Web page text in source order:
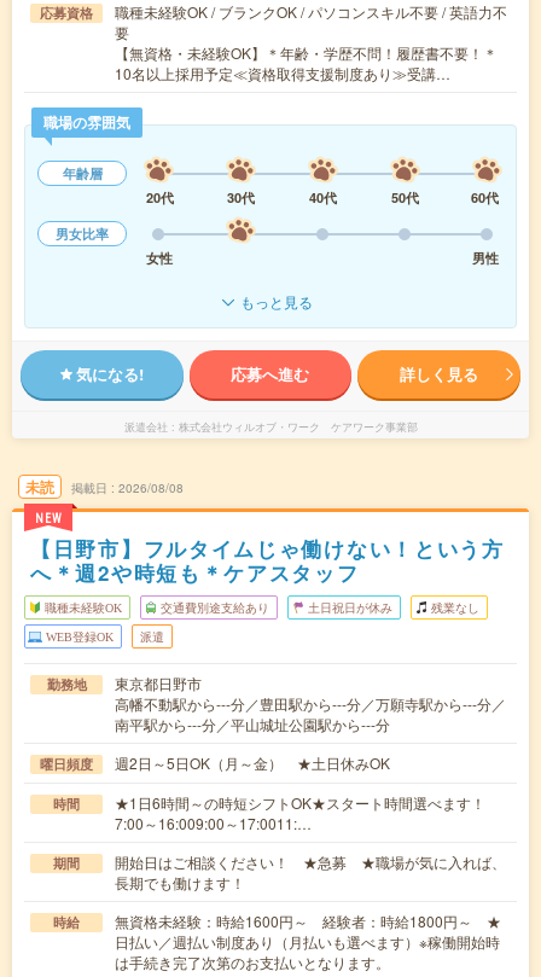
応募資格
職種未経験OK / ブランクOK / パソコンスキル不要 / 英語力不
要
【無資格・未経験OK】＊年齢・学歴不問！履歴書不要！＊
10名以上採用予定≪資格取得支援制度あり≫受講…
職場の雰囲気
年齢層
20代
30代 40代 50代
60代
男女比率
女性
男性
もっと見る
気になる! 応募へ進む 詳しく見る
派遣会社 株式会社ウィルオブ・ワーク ケアワーク事業部
未読
NEW
掲載日 2026/08/08
【日野市】フルタイムじゃ働けない！という方
へ＊週2や時短も＊ケアスタッフ
職種未経験OK 交通費別途支給あり 土日祝日が休み 残業なし
WEB登録OK 派遣
勤務地
東京都日野市
高幡不動駅から---分／豊田駅から---分／万願寺駅から---分／
南平駅から---分／平山城址公園駅から---分
曜日頻度 週2日～5日OK（月～金） ★土日休みOK
時間
★1日6時間～の時短シフトOK★スタート時間選べます！
7:00～16:009:00～17:0011:…
期間
開始日はご相談ください！ ★急募 ★職場が気に入れば、
長期でも働けます！
時給
無資格未経験：時給1600円～ 経験者：時給1800円～ ★
日払い／週払い制度あり（月払いも選べます）※稼働開始時
は手続き完了次第のお支払いとなります。